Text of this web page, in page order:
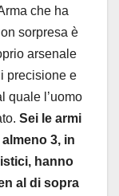
che ha
sorpresa è
arsenale
precisione e
quale l’uomo
Sei le armi
3, in
hanno
al di sopra